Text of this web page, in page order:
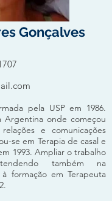
Gonçalves
pela USP em 1986.
Argentina onde começou
e comunicações
se em Terapia de casal e
1993. Ampliar o trabalho
também na
formação em Terapeuta